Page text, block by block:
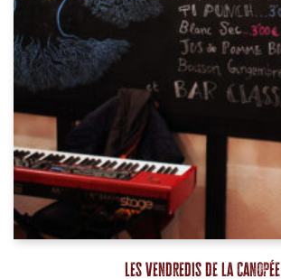
Les vendredis de la Canopée